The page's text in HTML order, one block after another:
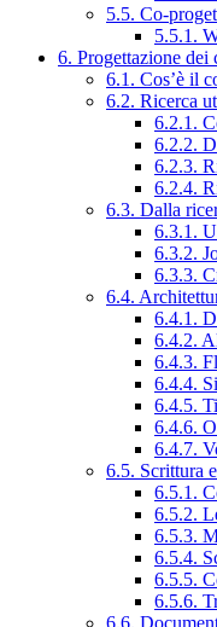
5.5. Co-
5.5.1.
6. Progettazione dei
6.1. Cos’è il
6.2. Ricerca
6.2.1.
6.2.2.
6.2.3.
6.2.4.
6.3. Dalla
6.3.1.
6.3.2.
6.3.3.
6.4.
6.4.1.
6.4.2.
6.4.3.
6.4.4.
6.4.5.
6.4.6.
6.4.7.
6.5. Scrittura
6.5.1.
6.5.2.
6.5.3.
6.5.4.
6.5.5.
6.5.6.
6.6.